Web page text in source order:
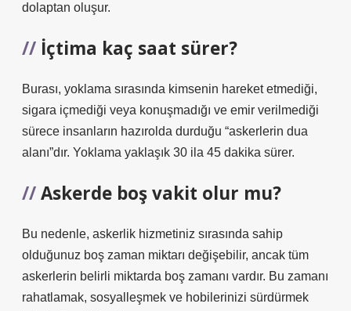
dolaptan oluşur.
İçtima kaç saat sürer?
Burası, yoklama sırasında kimsenin hareket etmediği,
sigara içmediği veya konuşmadığı ve emir verilmediği
sürece insanların hazırolda durduğu “askerlerin dua
alanı”dır. Yoklama yaklaşık 30 ila 45 dakika sürer.
Askerde boş vakit olur mu?
Bu nedenle, askerlik hizmetiniz sırasında sahip
olduğunuz boş zaman miktarı değişebilir, ancak tüm
askerlerin belirli miktarda boş zamanı vardır. Bu zamanı
rahatlamak, sosyalleşmek ve hobilerinizi sürdürmek